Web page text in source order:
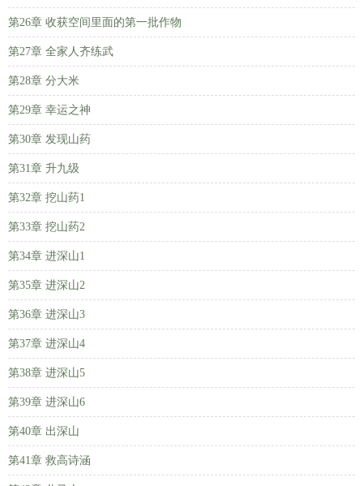
第26章 收获空间里面的第一批作物
第27章 全家人齐练武
第28章 分大米
第29章 幸运之神
第30章 发现山药
第31章 升九级
第32章 挖山药1
第33章 挖山药2
第34章 进深山1
第35章 进深山2
第36章 进深山3
第37章 进深山4
第38章 进深山5
第39章 进深山6
第40章 出深山
第41章 救高诗涵